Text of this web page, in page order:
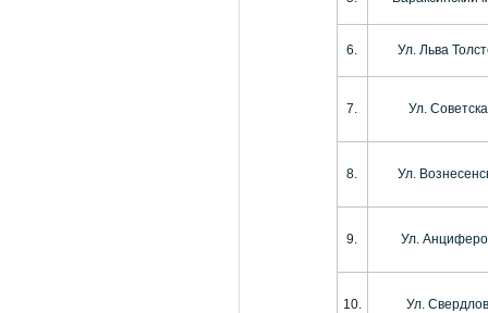
6. Ул. Льва
7. Ул.
8. Ул.
9. Ул.
10. Ул.